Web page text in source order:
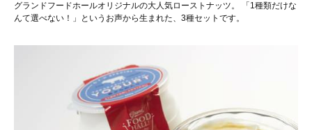
グランドフードホールオリジナルの大人気ローストナッツ。 「1種類だけな
んて選べない！」というお声から生まれた、3種セットです。